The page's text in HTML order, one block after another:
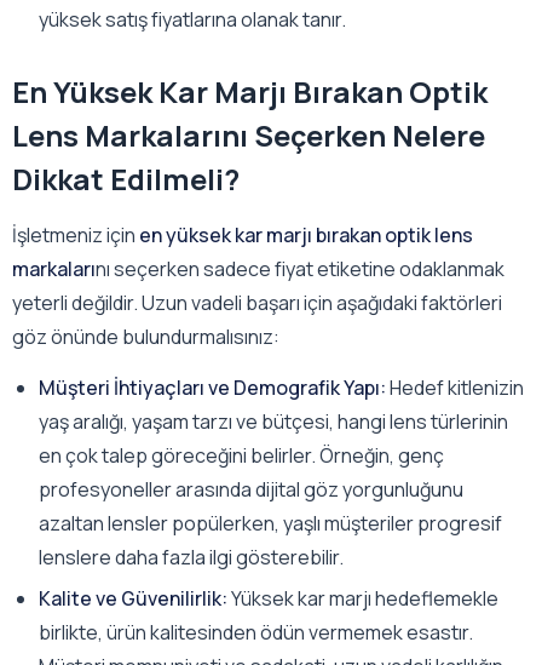
yüksek satış fiyatlarına olanak tanır.
En Yüksek Kar Marjı Bırakan Optik
Lens Markalarını Seçerken Nelere
Dikkat Edilmeli?
İşletmeniz için en yüksek kar marjı bırakan optik lens
markalarını seçerken sadece fiyat etiketine odaklanmak
yeterli değildir. Uzun vadeli başarı için aşağıdaki faktörleri
göz önünde bulundurmalısınız:
Müşteri İhtiyaçları ve Demografik Yapı:Hedef kitlenizin
yaş aralığı, yaşam tarzı ve bütçesi, hangi lens türlerinin
en çok talep göreceğini belirler. Örneğin, genç
profesyoneller arasında dijital göz yorgunluğunu
azaltan lensler popülerken, yaşlı müşteriler progresif
lenslere daha fazla ilgi gösterebilir.
Kalite ve Güvenilirlik:Yüksek kar marjı hedeflemekle
birlikte, ürün kalitesinden ödün vermemek esastır.